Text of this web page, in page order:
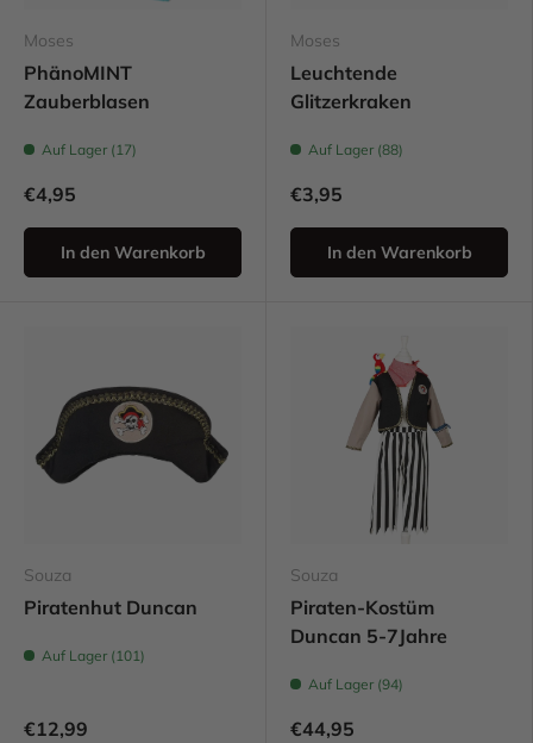
Moses
PhänoMINT
Zauberblasen
Auf Lager (17)
€4,95
In den Warenkorb
Moses
Leuchtende
Glitzerkraken
Auf Lager (88)
€3,95
In den Warenkorb
Souza
Piratenhut Duncan
Auf Lager (101)
€12,99
Souza
Piraten-Kostüm
Duncan 5-7Jahre
Auf Lager (94)
€44,95